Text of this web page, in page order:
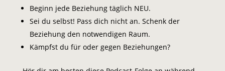
Beginn jede Beziehung täglich NEU.
Sei du selbst! Pass dich nicht an. Schenk der
Beziehung den notwendigen Raum.
Kämpfst du für oder gegen Beziehungen?